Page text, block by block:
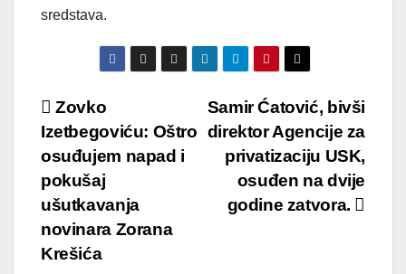
sredstava.
Post
navigation
Samir Ćatović, bivši
direktor Agencije za
privatizaciju USK,
osuđen na dvije
godine zatvora.
Zovko
Izetbegoviću: Oštro
osuđujem napad i
pokušaj
ušutkavanja
novinara Zorana
Krešića